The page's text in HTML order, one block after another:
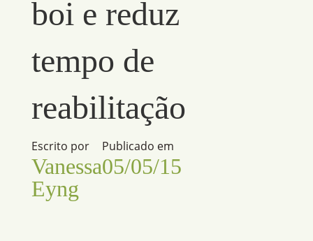
boi e reduz
tempo de
reabilitação
Escrito por
Vanessa
Eyng
Publicado em
05/05/15